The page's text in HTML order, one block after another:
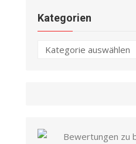
Kategorien
Kategorien